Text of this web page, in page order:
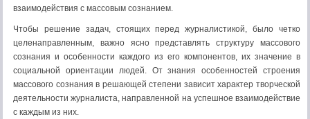
взаимодействия с массовым сознанием.
Чтобы решение задач, стоящих перед журналистикой, было четко
целенаправленным, важно ясно представлять структуру массового
сознания и особенности каждого из его компонентов, их значение в
социальной ориентации людей. От знания особенностей строения
массового сознания в решающей степени зависит характер творческой
деятельности журналиста, направленной на успешное взаимодействие
с каждым из них.